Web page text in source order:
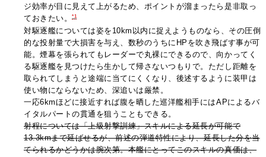
ジ効率が目に見えて上がるため、ポイントが溜まったら是非取っ
ておきたい。*1
対駆逐艦については姿を10km以内に捉えようものなら、その圧倒
的な投射量で大損害を与え、数秒のうちにHPを吹き飛ばす事が可
能。煙幕を張られてもレーダーで丸裸にできるので、向かってく
る駆逐艦を見つけたら生かして帰さないつもりで。ただし距離を
取られてしまうと途端に当てにくくなり、後述するように装甲は
使い物にならないため、深追いは厳禁。
一応6kmほどに接近すれば腹を晒した巡洋艦相手にはAPによるバ
イタルパートの貫通を狙うこともできる。
射程については「上級射撃訓練」スキルによる延長が可能で
13.3kmまで延ばせるが、前述の弾道特性により、延長した分を当
てられるかどうかは腕次第。本艦にとってこのスキルの真価は、